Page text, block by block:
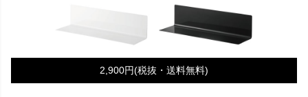
2,900円(税抜・送料無料)